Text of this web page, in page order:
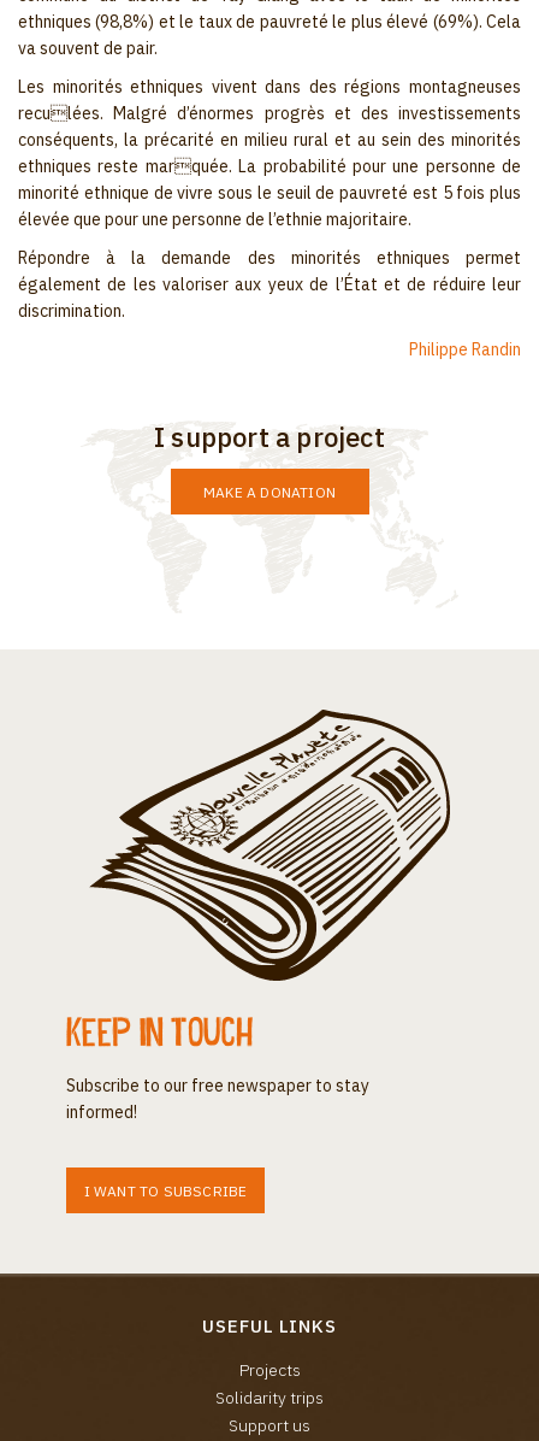
ethniques (98,8%) et le taux de pauvreté le plus élevé (69%). Cela
va souvent de pair.
Les minorités ethniques vivent dans des régions montagneuses
reculées. Malgré d’énormes progrès et des investissements
conséquents, la précarité en milieu rural et au sein des minorités
ethniques reste marquée. La probabilité pour une personne de
minorité ethnique de vivre sous le seuil de pauvreté est 5 fois plus
élevée que pour une personne de l’ethnie majoritaire.
Répondre à la demande des minorités ethniques permet
également de les valoriser aux yeux de l’État et de réduire leur
discrimination.
Philippe Randin
I support a project
MAKE A DONATION
Keep in touch
Subscribe to our free newspaper to stay
informed!
I WANT TO SUBSCRIBE
USEFUL LINKS
Projects
Solidarity trips
Support us